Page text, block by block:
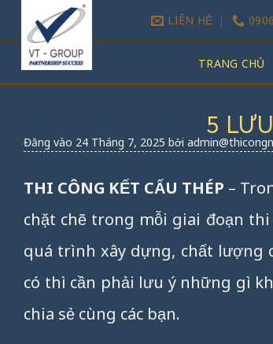
dung
LIÊN HỆ
TRANG CHỦ
5
Đăng vào 24 Tháng 7, 2025 bởi
THI CÔNG KẾT CẤU THÉP –
chặt chẽ trong mỗi giai đoạn
quá trình xây dựng, chất
có thì cần phải lưu ý những gì
chia sẻ cùng các bạn.